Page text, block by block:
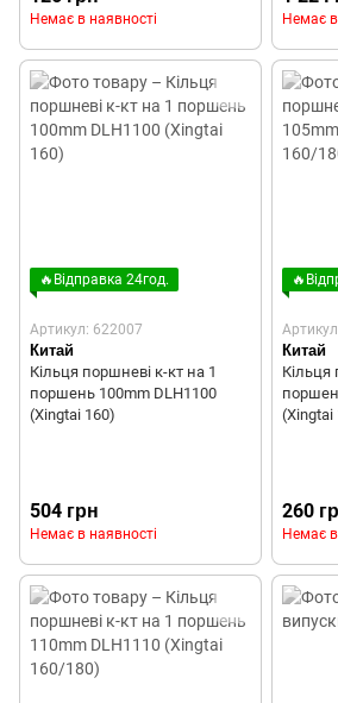
Немає в наявності Немає в
🔥Відправка 24год.
Артикул: 622007
Китай
Кільця поршневі к-кт на 1
поршень 100mm DLH1100
(Xingtai 160)
504 грн
Немає в наявності
Китай
Кільця
(Xingtai
260
Немає